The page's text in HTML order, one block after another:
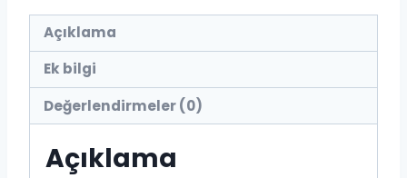
Açıklama
Ek bilgi
Değerlendirmeler (0)
Açıklama